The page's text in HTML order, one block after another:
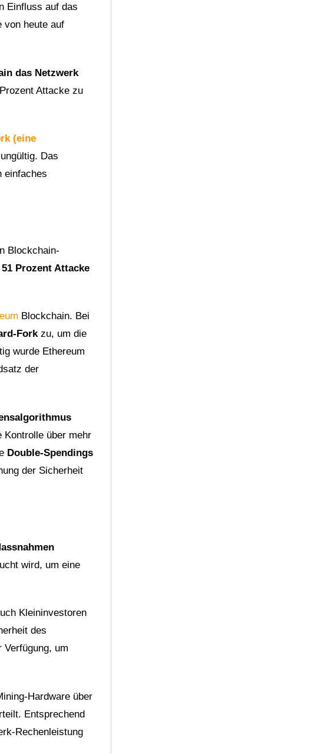
Einfluss auf das
von heute auf
das Netzwerk
Attacke zu
(eine
Das
einfaches
Blockchain-
51 Prozent Attacke
Blockchain. Bei
Forkzu, um die
wurde Ethereum
der
Kontrolle über mehr
Double-Spendings
der Sicherheit
wird, um eine
Kleininvestoren
des
um
Hardware über
Entsprechend
Rechenleistung